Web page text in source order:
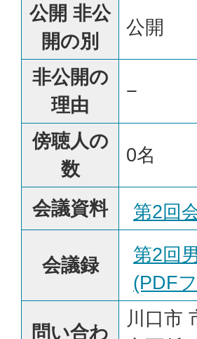
公開 非公
開の別
公開
非公開の
理由
−
傍聴人の
数
0名
会議資料 第2回
会議録
第2回
(PDF
問い合わ
川口市